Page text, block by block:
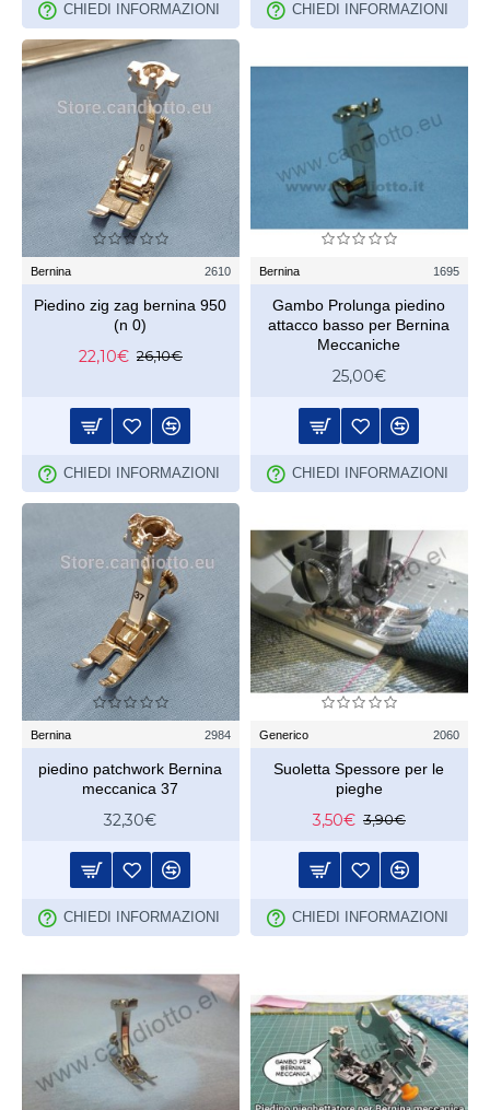
CHIEDI INFORMAZIONI CHIEDI INFORMAZIONI
Bernina 2610
Piedino zig zag bernina 950
(n 0)
22,10€ 26,10€
CHIEDI INFORMAZIONI
Bernina 1695
Gambo Prolunga piedino
attacco basso per Bernina
Meccaniche
25,00€
CHIEDI INFORMAZIONI
Bernina 2984
piedino patchwork Bernina
meccanica 37
32,30€
CHIEDI INFORMAZIONI
Generico 2060
Suoletta Spessore per le
pieghe
3,50€ 3,90€
CHIEDI INFORMAZIONI